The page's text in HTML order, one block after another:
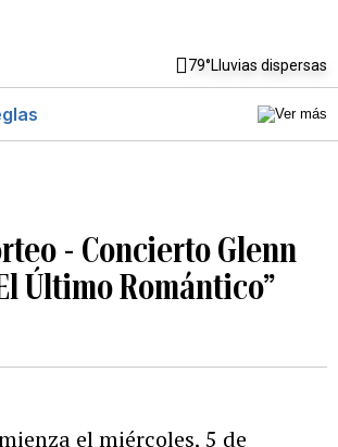
79°Lluvias dispersas
- Concierto Glenn
Último Romántico”
el miércoles, 5 de